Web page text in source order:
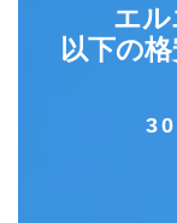
エル
以下の